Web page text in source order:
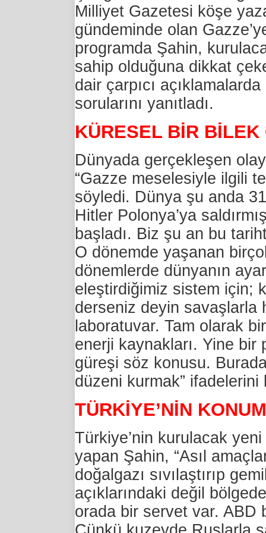
Milliyet Gazetesi köşe
gündeminde olan
programda Şahin,
sahip olduğuna dikkat
dair çarpıcı
sorularını yanıtladı.
KÜRESEL BİR BİLEK
Dünyada gerçekleşen
“Gazze meselesiyle ilgili
söyledi. Dünya şu anda
Hitler Polonya’ya
başladı. Biz şu an bu
O dönemde yaşanan
dönemlerde dünyanın
eleştirdiğimiz sistem için;
derseniz deyin savaşlarla
laboratuvar. Tam olarak
enerji kaynakları. Yine bir
güreşi söz konusu.
düzeni kurmak” ifadelerini
TÜRKİYE’NİN
Türkiye’nin kurulacak
yapan Şahin, “Asıl
doğalgazı sıvılaştırıp
açıklarındaki değil
orada bir servet var. ABD